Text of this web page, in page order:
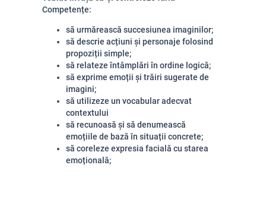
Competențe:
să urmărească succesiunea imaginilor;
să descrie acțiuni și personaje folosind
propoziții simple;
să relateze întâmplări în ordine logică;
să exprime emoții și trăiri sugerate de
imagini;
să utilizeze un vocabular adecvat
contextului
să recunoasă și să denumească
emoțiile de bază în situații concrete;
să coreleze expresia facială cu starea
emoțională;